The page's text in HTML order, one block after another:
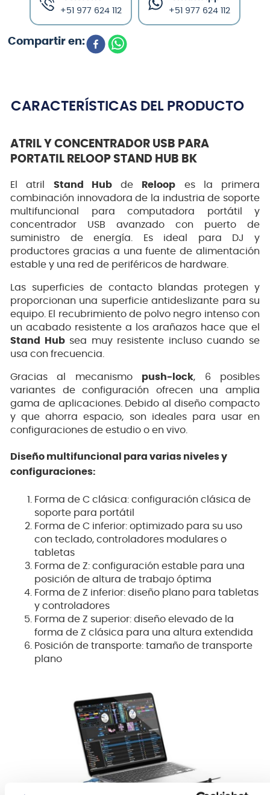
+51 977 624 112 +51 977 624 112
CARACTERÍSTICAS DEL PRODUCTO
ATRIL Y CONCENTRADOR USB PARA
PORTATIL RELOOP STAND HUB BK
El atril Stand Hubde Reloop es la primera
combinación innovadora de la industria de soporte
multifuncional para computadora portátil y
concentrador USB avanzado con puerto de
suministro de energía. Es ideal para DJ y
productores gracias a una fuente de alimentación
estable y una red de periféricos de hardware.
Las superficies de contacto blandas protegen y
proporcionan una superficie antideslizante para su
equipo. El recubrimiento de polvo negro intenso con
un acabado resistente a los arañazos hace que el
Stand Hubsea muy resistente incluso cuando se
usa con frecuencia.
Gracias al mecanismo push-lock, 6 posibles
variantes de configuración ofrecen una amplia
gama de aplicaciones. Debido al diseño compacto
y que ahorra espacio, son ideales para usar en
configuraciones de estudio o en vivo.
Diseño multifuncional para varias niveles y
configuraciones:
Forma de C clásica: configuración clásica de
soporte para portátil
Forma de C inferior: optimizado para su uso
con teclado, controladores modulares o
tabletas
Forma de Z: configuración estable para una
posición de altura de trabajo óptima
Forma de Z inferior: diseño plano para tabletas
y controladores
Forma de Z superior: diseño elevado de la
forma de Z clásica para una altura extendida
Posición de transporte: tamaño de transporte
plano